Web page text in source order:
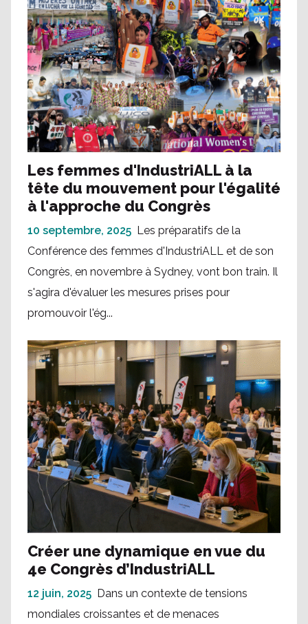
Les femmes d'IndustriALL à la
tête du mouvement pour l'égalité
à l'approche du Congrès
10 septembre, 2025 Les préparatifs de la
Conférence des femmes d'IndustriALL et de son
Congrès, en novembre à Sydney, vont bon train. Il
s'agira d'évaluer les mesures prises pour
promouvoir l'ég...
Créer une dynamique en vue du
4e Congrès d’IndustriALL
12 juin, 2025 Dans un contexte de tensions
mondiales croissantes et de menaces